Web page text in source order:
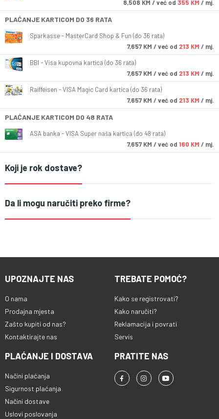
8,508 KM / već od 355 KM / mj.
PLAĆANJE KARTICOM DO 36 RATA
Sparkasse - MasterCard Shop & Fun (do 36 rata)
7,657 KM / već od 213 KM / mj.
BBI - Visa kupovna kartica (do 36 rata)
7,657 KM / već od 213 KM / mj.
Raiffeisen - VISA Magic Card kartica (do 36 rata)
7,657 KM / već od 213 KM / mj.
PLAĆANJE KARTICOM DO 48 RATA
ASA banka - VISA Super naša kartica (do 48 rata)
7,657 KM / već od 160 KM / mj.
Koji je rok dostave?
Da li mogu naručiti preko firme?
UPOZNAJTE NAS
O nama
Prodajna mjesta
Zašto kupiti od nas?
Kontaktirajte nas
TREBATE POMOĆ?
Kako se registrovati?
Kako naručiti?
Reklamacija i povrati
Servis
PLAĆANJE I DOSTAVA
Načini plaćanja
Sigurnost plaćanja
Načini dostave
Uslovi poslovanja
PRATITE NAS